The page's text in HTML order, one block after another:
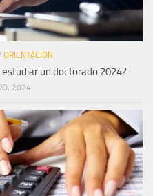
ORIENTACION
un doctorado 2024?
2024